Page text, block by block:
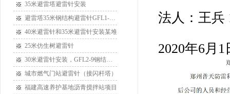
35米避雷塔避雷针安装
避雷塔35米钢结构避雷针GFL1-15安
40米避雷针和35米避雷针安装某堆
25米仿生树避雷针
30米避雷针安装，GFL2-9钢结构接
城市燃气门站避雷针（接闪杆塔）
福建高速养护基地沥青搅拌站项目
法人：王兵
2020年6月1